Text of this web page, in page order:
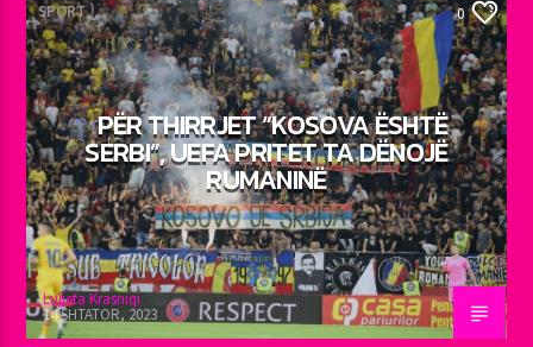
SPORT 0
PËR THIRRJET “KOSOVA ËSHTË
SERBI”, UEFA PRITET TA DËNOJË
RUMANINË
Luljeta Krasniqi
14 SHTATOR, 2023